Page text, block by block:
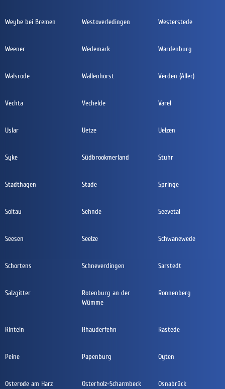
Weyhe bei Bremen Westoverledingen Westerstede
Weener Wedemark Wardenburg
Walsrode Wallenhorst Verden (Aller)
Vechta Vechelde Varel
Uslar Uetze Uelzen
Syke Südbrookmerland Stuhr
Stadthagen Stade Springe
Soltau Sehnde Seevetal
Seesen Seelze Schwanewede
Schortens Schneverdingen Sarstedt
Salzgitter
Rotenburg an der
Wümme
Ronnenberg
Rinteln Rhauderfehn Rastede
Peine Papenburg Oyten
Osterode am Harz Osterholz-Scharmbeck Osnabrück